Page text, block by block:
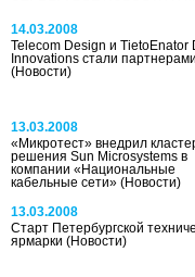
14.03.2008
Telecom Design и TietoEnator
Innovations стали партнерами
(Новости)
13.03.2008
«Микротест» внедрил
решения Sun Microsystems в
компании «Национальные
кабельные сети» (Новости)
13.03.2008
Старт Петербургской
ярмарки (Новости)